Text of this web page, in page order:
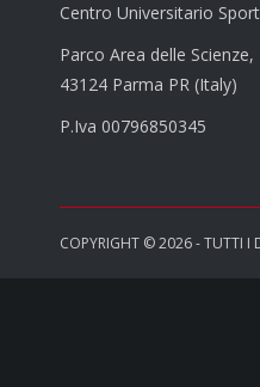
Centro Universitario
Parco Area delle Scienze,
43124 Parma PR (Italy)
P.Iva 00796850345
COPYRIGHT © 2026 - TUTTI I